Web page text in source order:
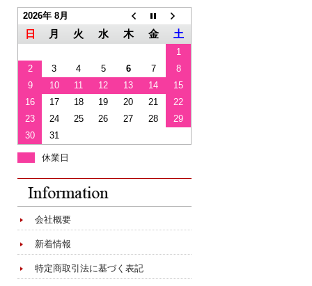
2026年 8月
日 月 火 水 木 金 土
1
2
3 4 5 6 7
8
9
10 11 12 13 14
15
16
17 18 19 20 21
22
23
24 25 26 27 28
29
30
31
休業日
会社概要
新着情報
特定商取引法に基づく表記